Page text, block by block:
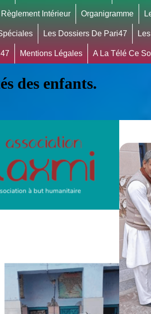
Règlement Intérieur Organigramme
Les Dossiers De Pari47
Mentions Légales A La Télé Ce
des enfants.